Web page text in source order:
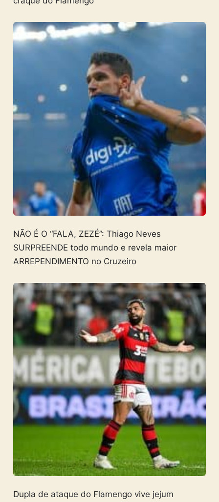
NÃO É O “FALA, ZEZÉ”: Thiago Neves
SURPREENDE todo mundo e revela maior
ARREPENDIMENTO no Cruzeiro
Dupla de ataque do Flamengo vive jejum